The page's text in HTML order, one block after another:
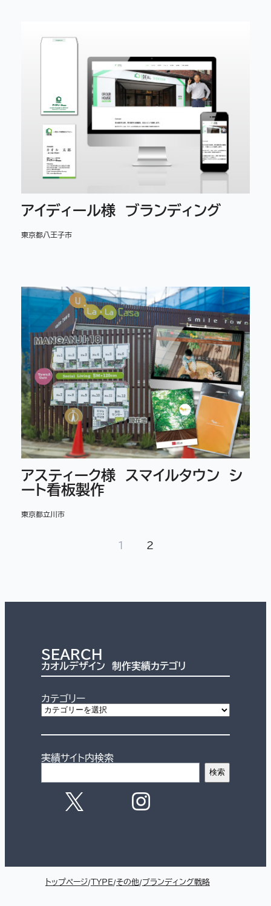
アイディール様 ブランディング
東京都八王子市
アスティーク様 スマイルタウン シ
ート看板製作
東京都立川市
1 2
SEARCH
カオルデザイン 制作実績カテゴリ
カテゴリー
実績サイト内検索
検索
トップページ TYPE その他 ブランディング戦略